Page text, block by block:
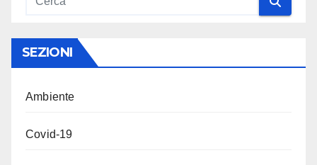
SEZIONI
Ambiente
Covid-19